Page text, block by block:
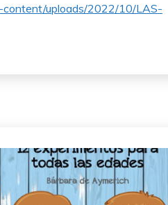
content/uploads/2022/10/LAS-